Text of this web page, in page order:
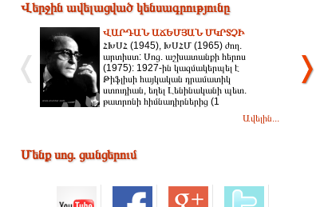
Վերջին ավելացված կենսագրությունը
ՎԱՐԴԱՆ ԱՃԵՄՅԱՆ ՄԿՐՏՉԻ
ՀԽՍՀ (1945), ԽՍՀՄ (1965) ժող.
արտիստ: Սոց. աշխատանքի հերոս
(1975): 1927-ին կազմակերպել է
Թիֆլիսի հայկական դրամատիկ
ստուդիան, եղել Լենինականի պետ.
թատրոնի հիմնադիրներից (1
Ավելին...
Մենք սոց. ցանցերում